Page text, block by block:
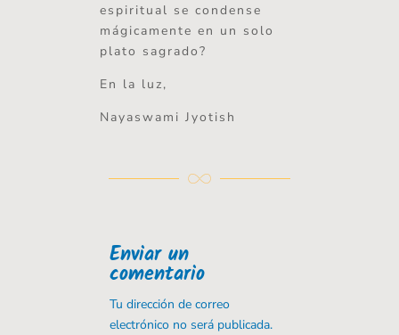
espiritual se condense
mágicamente en un solo
plato sagrado?
En la luz,
Nayaswami Jyotish
Enviar un
comentario
Tu dirección de correo
electrónico no será publicada.